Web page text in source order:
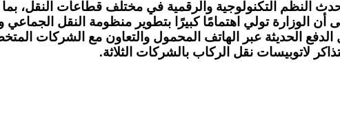
النظم التكنولوجية والرقمية في مختلف قطاعات
الوزارة تولي اهتمامًا كبيرًا بتطوير منظومة النقل الجماعي
الدفع الحديثة عبر الهاتف المحمول والتعاون مع الشركات
لاتوبيسات نقل الركاب بالشركات الثلاثة.